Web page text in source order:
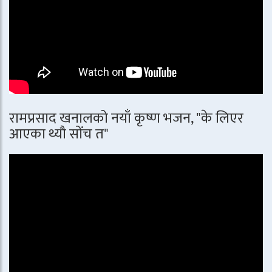
रामप्रसाद खनालको नयाँ कृष्ण भजन, "के लिएर
आएका थ्यौ सोंच त"